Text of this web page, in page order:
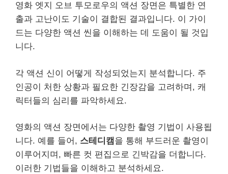
영화 엣지 오브 투모로우의 액션 장면은 특별한 연
출과 고난이도 기술이 결합된 결과입니다. 이 가이
드는 다양한 액션 씬을 이해하는 데 도움이 될 것입
니다.
각 액션 신이 어떻게 작성되었는지 분석합니다. 주
인공이 처한 상황과 필요한 긴장감을 고려하며, 캐
릭터들의 심리를 파악하세요.
영화의 액션 장면에서는 다양한 촬영 기법이 사용됩
니다. 예를 들어, 스테디캠을 통해 부드러운 촬영이
이루어지며, 빠른 컷 편집으로 긴박감을 더합니다.
이러한 기법들을 이해하고 분석하세요.